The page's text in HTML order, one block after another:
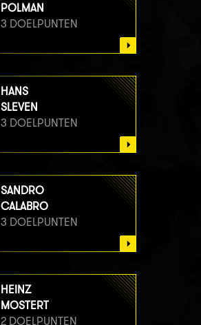
POLMAN
3 DOELPUNTEN
HANS
SLEVEN
3 DOELPUNTEN
SANDRO
CALABRO
3 DOELPUNTEN
HEINZ
MOSTERT
2 DOELPUNTEN